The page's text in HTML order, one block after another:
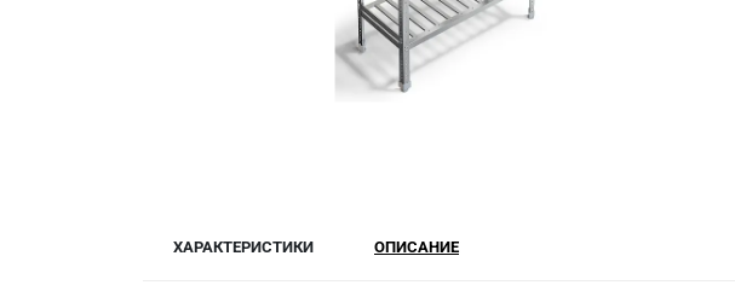
ХАРАКТЕРИСТИКИ ОПИСАНИЕ